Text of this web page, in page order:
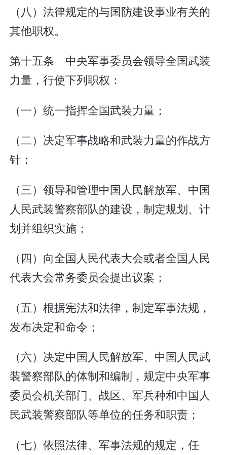
（八）法律规定的与国防建设事业有关的
其他职权。
第十五条 中央军事委员会领导全国武装
力量，行使下列职权：
（一）统一指挥全国武装力量；
（二）决定军事战略和武装力量的作战方
针；
（三）领导和管理中国人民解放军、中国
人民武装警察部队的建设，制定规划、计
划并组织实施；
（四）向全国人民代表大会或者全国人民
代表大会常务委员会提出议案；
（五）根据宪法和法律，制定军事法规，
发布决定和命令；
（六）决定中国人民解放军、中国人民武
装警察部队的体制和编制，规定中央军事
委员会机关部门、战区、军兵种和中国人
民武装警察部队等单位的任务和职责；
（七）依照法律、军事法规的规定，任